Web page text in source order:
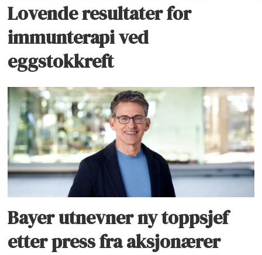
Lovende resultater for
immunterapi ved
eggstokkreft
Bayer utnevner ny toppsjef
etter press fra aksjonærer